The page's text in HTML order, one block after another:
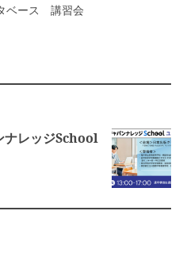
ベース 講習会
ナレッジSchool